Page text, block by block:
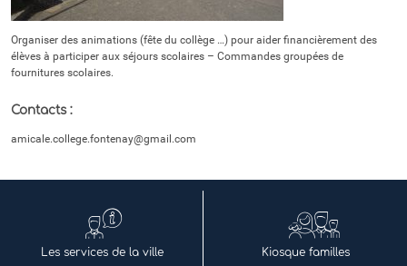
Organiser des animations (fête du collège …) pour aider financièrement des
élèves à participer aux séjours scolaires – Commandes groupées de
fournitures scolaires.
Contacts :
amicale.college.fontenay@gmail.com
Les services de la ville Kiosque familles